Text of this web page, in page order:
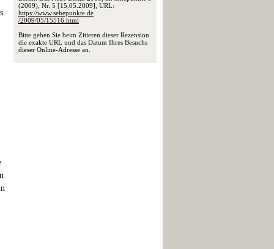
(2009), Nr. 5 [15.05.2009], URL:
https://www.sehepunkte.de
/2009/05/15516.html
Bitte geben Sie beim Zitieren dieser Rezension
die exakte URL und das Datum Ihres Besuchs
dieser Online-Adresse an.